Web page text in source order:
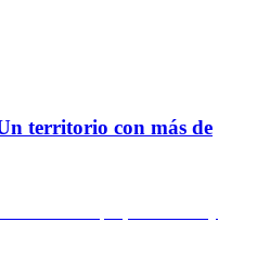
territorio con más de